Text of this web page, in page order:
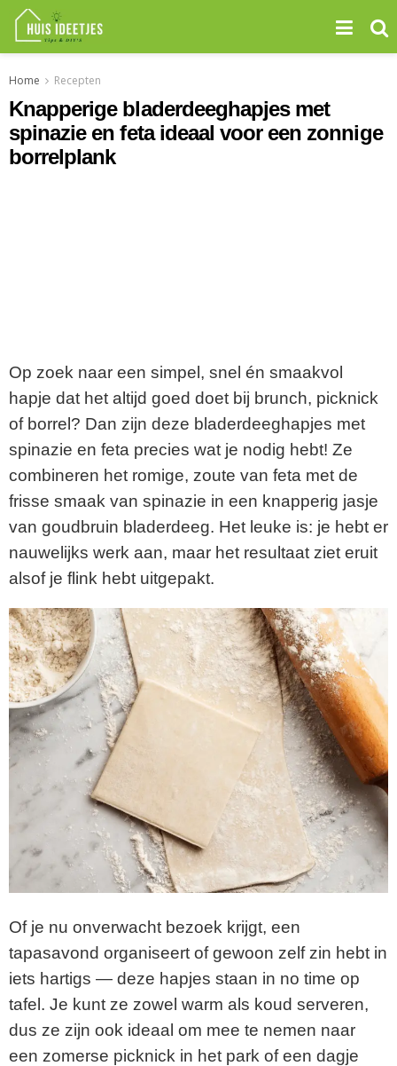
Home Recepten
Knapperige bladerdeeghapjes met
spinazie en feta ideaal voor een zonnige
borrelplank
Op zoek naar een simpel, snel én smaakvol
hapje dat het altijd goed doet bij brunch, picknick
of borrel? Dan zijn deze bladerdeeghapjes met
spinazie en feta precies wat je nodig hebt! Ze
combineren het romige, zoute van feta met de
frisse smaak van spinazie in een knapperig jasje
van goudbruin bladerdeeg. Het leuke is: je hebt er
nauwelijks werk aan, maar het resultaat ziet eruit
alsof je flink hebt uitgepakt.
Of je nu onverwacht bezoek krijgt, een
tapasavond organiseert of gewoon zelf zin hebt in
iets hartigs — deze hapjes staan in no time op
tafel. Je kunt ze zowel warm als koud serveren,
dus ze zijn ook ideaal om mee te nemen naar
een zomerse picknick in het park of een dagje